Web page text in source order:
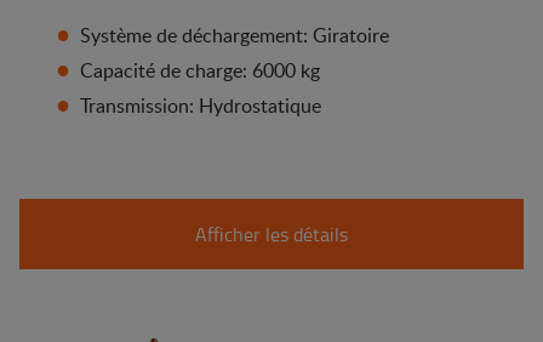
Système de déchargement: Giratoire
Capacité de charge: 6000 kg
Transmission: Hydrostatique
Afficher les détails